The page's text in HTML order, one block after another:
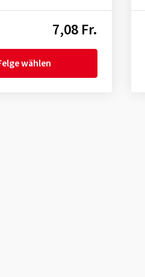
7,08 Fr.
wählen